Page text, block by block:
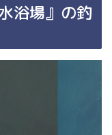
浴場』の釣